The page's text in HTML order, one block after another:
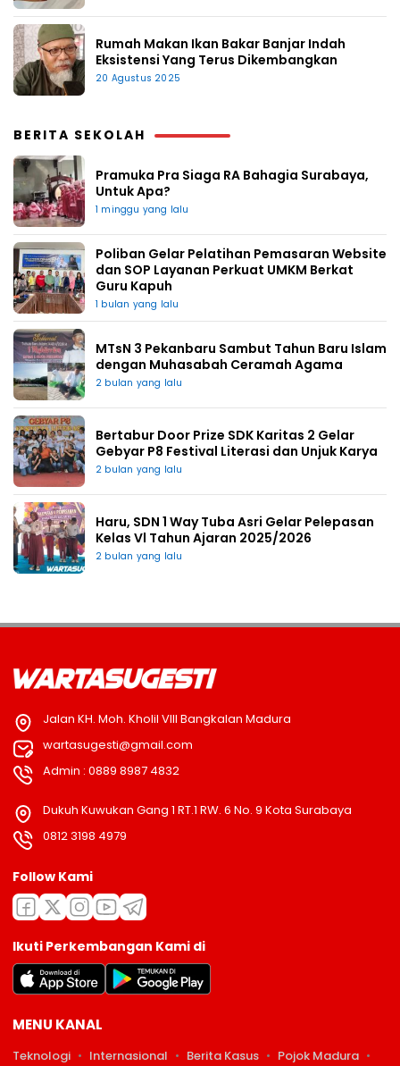
Rumah Makan Ikan Bakar Banjar Indah
Eksistensi Yang Terus Dikembangkan
20 Agustus 2025
BERITA SEKOLAH
Pramuka Pra Siaga RA Bahagia Surabaya,
Untuk Apa?
1 minggu yang lalu
Poliban Gelar Pelatihan Pemasaran Website
dan SOP Layanan Perkuat UMKM Berkat
Guru Kapuh
1 bulan yang lalu
MTsN 3 Pekanbaru Sambut Tahun Baru Islam
dengan Muhasabah Ceramah Agama
2 bulan yang lalu
Bertabur Door Prize SDK Karitas 2 Gelar
Gebyar P8 Festival Literasi dan Unjuk Karya
2 bulan yang lalu
Haru, SDN 1 Way Tuba Asri Gelar Pelepasan
Kelas Vl Tahun Ajaran 2025/2026
2 bulan yang lalu
Jalan KH. Moh. Kholil VIII Bangkalan Madura
wartasugesti@gmail.com
Admin : 0889 8987 4832
Dukuh Kuwukan Gang 1 RT.1 RW. 6 No. 9 Kota Surabaya
0812 3198 4979
Follow Kami
Ikuti Perkembangan Kami di
MENU KANAL
Teknologi Internasional Berita Kasus
Pojok Madura